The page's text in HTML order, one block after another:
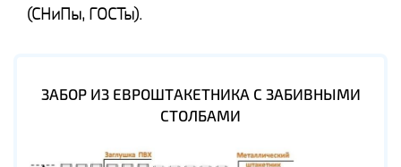
(СНиПы, ГОСТы).
ЗАБОР ИЗ ЕВРОШТАКЕТНИКА С ЗАБИВНЫМИ
СТОЛБАМИ